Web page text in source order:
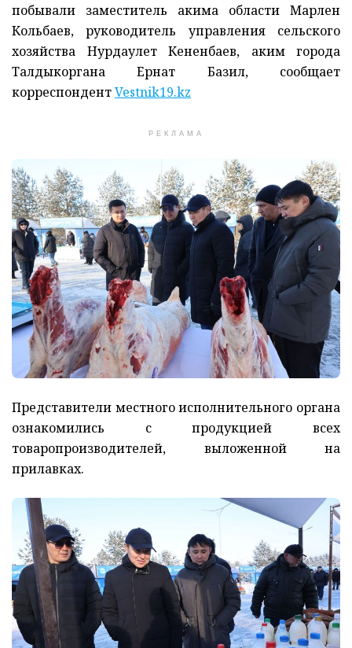
побывали заместитель акима области Марлен
Кольбаев, руководитель управления сельского
хозяйства Нурдаулет Кененбаев, аким города
Талдыкоргана Ернат Базил, сообщает
корреспондентVestnik19.kz
РЕКЛАМА
Представители местного исполнительного органа
ознакомились с продукцией всех
товаропроизводителей, выложенной на
прилавках.